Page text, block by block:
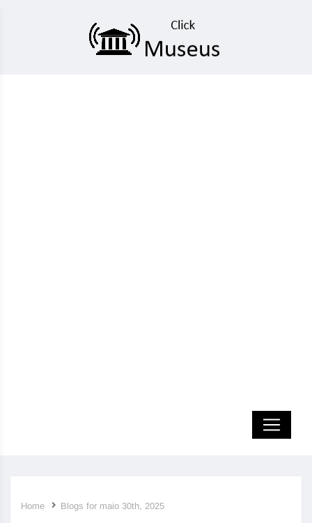
Home Blogs for maio 30th, 2025